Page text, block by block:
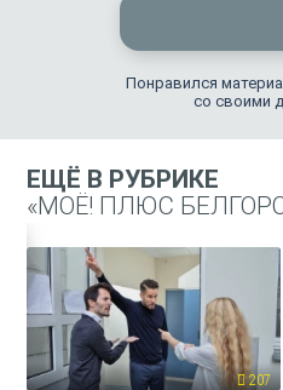
Понравился
со своими
ЕЩЁ В РУБРИКЕ
«МОЁ! ПЛЮС
207